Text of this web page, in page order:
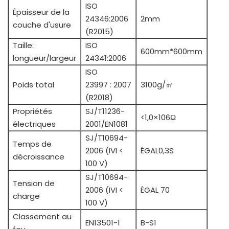
Épaisseur de la
couche d'usure
ISO
24346:2006
(R2015)
2mm
Taille:
longueur/largeur
ISO
24341:2006
600mm*600mm
Poids total
ISO
23997 : 2007
(R2018)
3100g/㎡
Propriétés
électriques
SJ/T11236-
2001/EN1081
<1,0×106Ω
Temps de
décroissance
SJ/T10694-
2006 (IVI <
100 V)
ÉGAL0,3S
Tension de
charge
SJ/T10694-
2006 (IVI <
100 V)
ÉGAL 70
Classement au
EN13501-1 B-S1